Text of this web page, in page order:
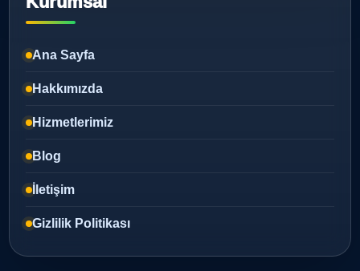
Ana Sayfa
Hakkımızda
Hizmetlerimiz
Blog
İletişim
Gizlilik Politikası